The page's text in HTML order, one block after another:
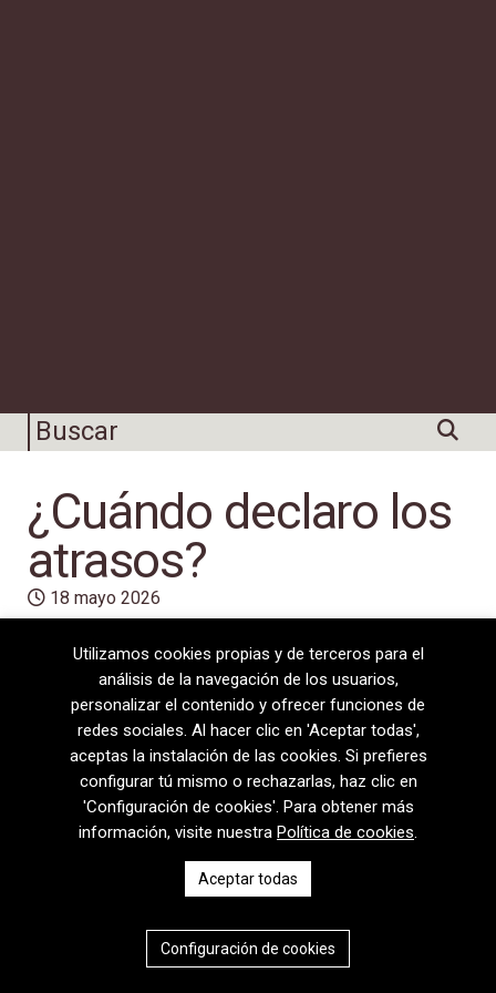
¿Cuándo declaro los
atrasos?
18 mayo 2026
08720 Vilafranca del Penedès · General Prim 5, 2n · Barcelona
+34 938 170 417 · F+34 938 170 301
Política de privacidad|Política de cookies
CAT
ESP
Utilizamos cookies propias y de terceros para el
análisis de la navegación de los usuarios,
personalizar el contenido y ofrecer funciones de
redes sociales. Al hacer clic en 'Aceptar todas',
aceptas la instalación de las cookies. Si prefieres
configurar tú mismo o rechazarlas, haz clic en
'Configuración de cookies'. Para obtener más
información, visite nuestra Política de cookies.
Aceptar todas
Configuración de cookies